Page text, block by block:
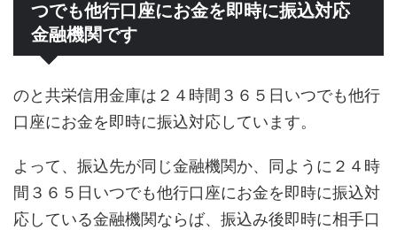
つでも他行口座にお金を即時に振込対応
金融機関です
のと共栄信用金庫は２４時間３６５日いつでも他行
口座にお金を即時に振込対応しています。
よって、振込先が同じ金融機関か、同ように２４時
間３６５日いつでも他行口座にお金を即時に振込対
応している金融機関ならば、振込み後即時に相手口